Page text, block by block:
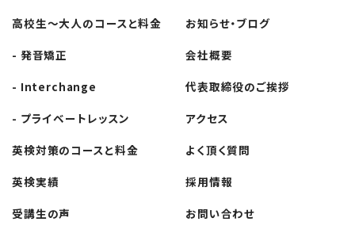
高校生～大人の コースと料金
- 発音矯正
- Interchange
- プライベート レッスン
英検対策の コースと料金
英検実績
受講生の声
お知らせ・ブログ
会社概要
代表取締役のご挨拶
アクセス
よく頂く質問
採用情報
お問い合わせ